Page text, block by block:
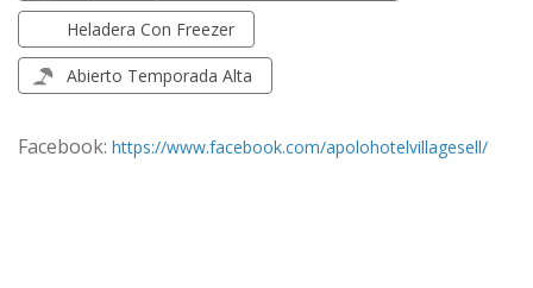
Heladera Con Freezer
Abierto Temporada Alta
Facebook: https://www.facebook.com/apolohotelvillagesell/